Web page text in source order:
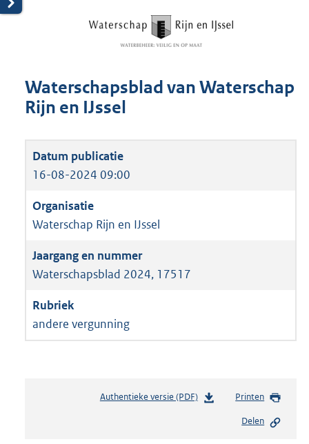
Waterschapsblad van Waterschap
Rijn en IJssel
16-08-2024 09:00
Waterschap Rijn en IJssel
Waterschapsblad 2024, 17517
andere vergunning
Authentieke versie (PDF)b
Printen
Delen